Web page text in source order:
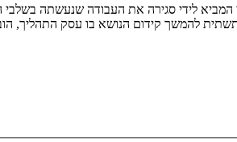
לידי סגירה את העבודה שנעשתה בשלבי
להמשך קידום הנושא בו עסק התהליך,